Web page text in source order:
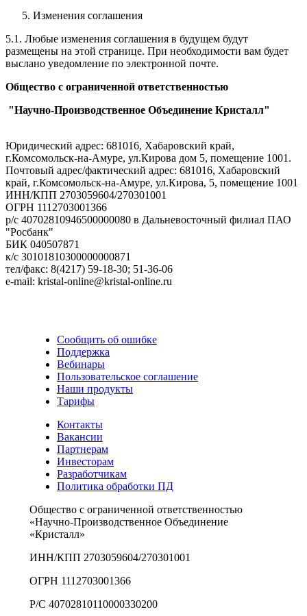
Изменения соглашения
5.1. Любые изменения соглашения в будущем будут
размещены на этой странице. При необходимости вам будет
выслано уведомление по электронной почте.
Общество с ограниченной ответственностью
"Научно-Производственное Объединение Кристалл"
Юридический адрес: 681016, Хабаровский край,
г.Комсомольск-на-Амуре, ул.Кирова дом 5, помещение 1001.
Почтовый адрес/фактический адрес: 681016, Хабаровский
край, г.Комсомольск-на-Амуре, ул.Кирова, 5, помещение 1001
ИНН/КПП 2703059604/270301001
ОГРН 1112703001366
р/с 40702810946500000080 в Дальневосточный филиал ПАО
"Росбанк"
БИК 040507871
к/с 30101810300000000871
тел/факс: 8(4217) 59-18-30; 51-36-06
e-mail: kristal-online@kristal-online.ru
Сообщить об ошибке
Поддержка
Вебинары
Пользовательское соглашение
Наши продукты
Тарифы
Контакты
Вакансии
Партнерам
Инвесторам
Разработчикам
Политика обработки ПД
Общество с ограниченной ответственностью
«Научно-Производственное Объединение
«Кристалл»
ИНН/КПП 2703059604/270301001
ОГРН 1112703001366
Р/С 40702810110000330200